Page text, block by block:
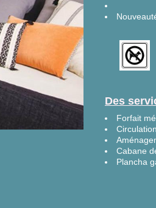
Des
Forfait
Cabane
Plancha